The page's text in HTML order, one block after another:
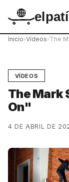
Inicio›Vídeos›The
VÍDEOS
The Mark
On"
4 DE ABRIL DE